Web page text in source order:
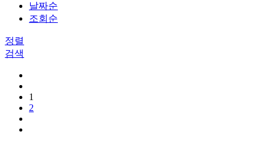
날짜순
조회순
정렬
검색
1
2